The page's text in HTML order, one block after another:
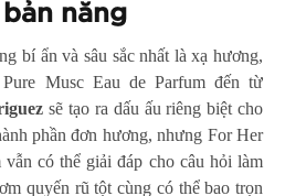
năng
bí ẩn và sâu sắc nhất là xạ hương,
Musc Eau de Parfum đến từ
sẽ tạo ra dấu ấu riêng biệt cho
phần đơn hương, nhưng For Her
vẫn có thể giải đáp cho câu hỏi làm
quyến rũ tột cùng có thể bao trọn